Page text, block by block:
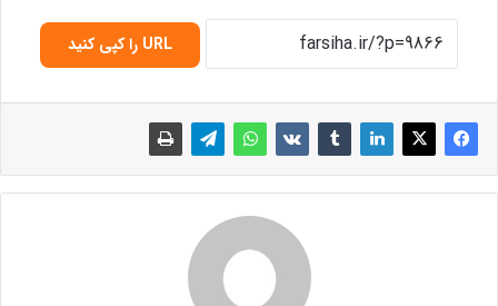
URL را کپی کنید